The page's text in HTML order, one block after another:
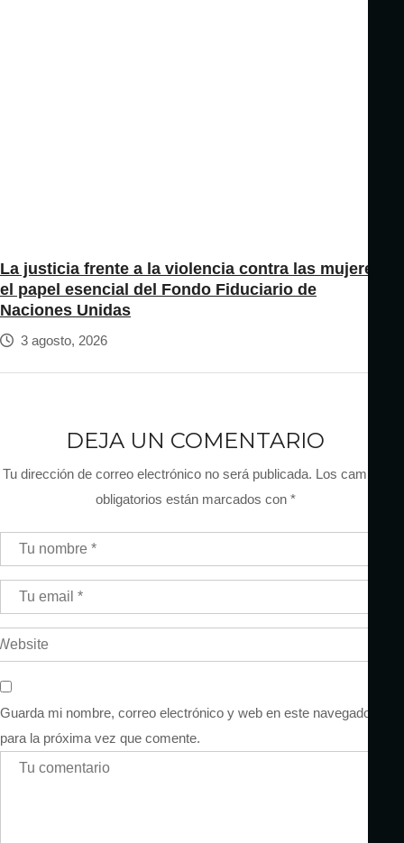
La justicia frente a la violencia contra las mujeres:
el papel esencial del Fondo Fiduciario de
Naciones Unidas
3 agosto, 2026
DEJA UN COMENTARIO
Tu dirección de correo electrónico no será publicada. Los campos
obligatorios están marcados con *
Guarda mi nombre, correo electrónico y web en este navegador
para la próxima vez que comente.